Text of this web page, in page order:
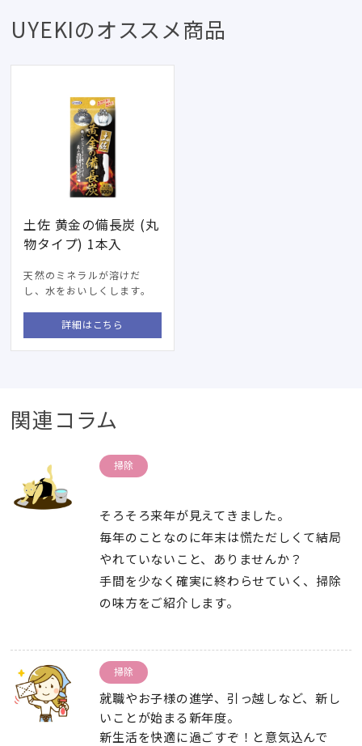
UYEKIのオススメ商品
土佐 黄金の備長炭 (丸
物タイプ) 1本入
天然のミネラルが溶けだ
し、水をおいしくします。
詳細はこちら
関連コラム
掃除
そろそろ来年が見えてきました。
毎年のことなのに年末は慌ただしくて結局
やれていないこと、ありませんか？
手間を少なく確実に終わらせていく、掃除
の味方をご紹介します。
掃除
就職やお子様の進学、引っ越しなど、新し
いことが始まる新年度。
新生活を快適に過ごすぞ！と意気込んで